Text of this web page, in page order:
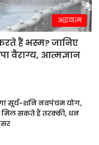
अद्धयात्म
हैं भस्म? जानिए
वैराग्य, आत्मज्ञान
सूर्य-शनि नवपंचम योग,
मिल सकते हैं तरक्की, धन